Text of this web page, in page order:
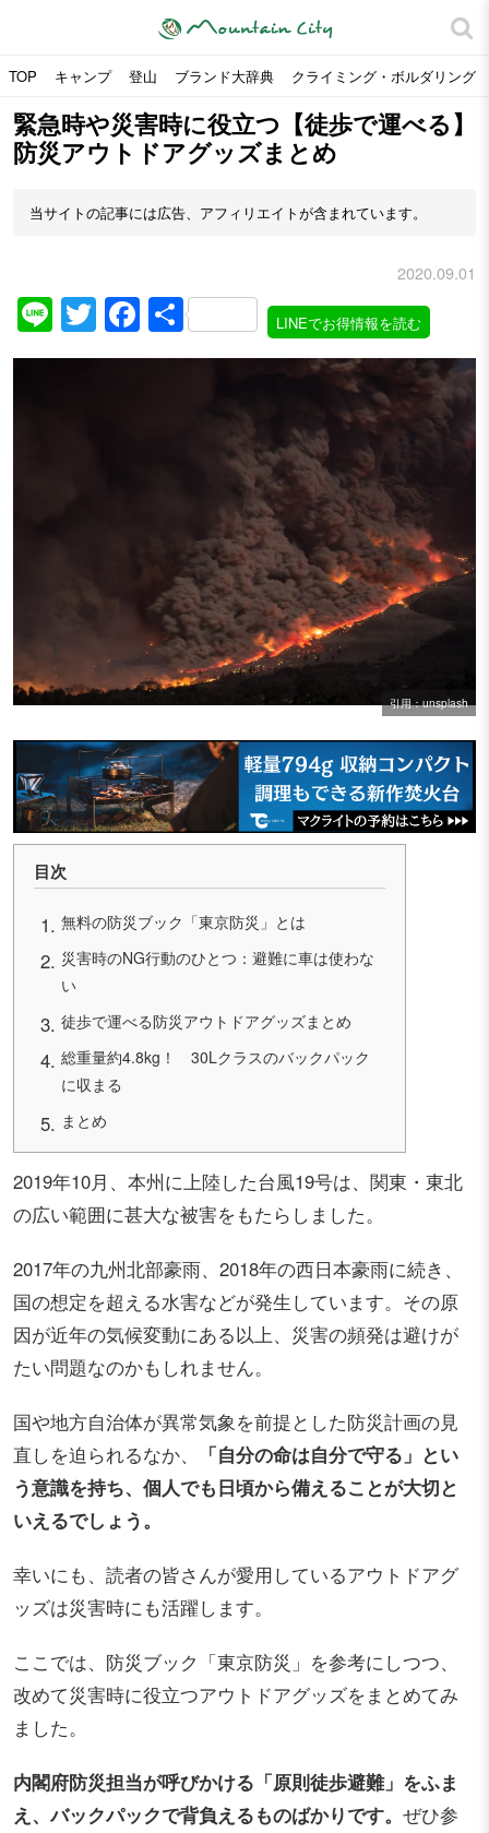
TOP キャンプ 登山 ブランド大辞典 クライミング・ボルダリング
緊急時や災害時に役立つ【徒歩で運べる】
防災アウトドアグッズまとめ
当サイトの記事には広告、アフィリエイトが含まれています。
2020.09.01
LineTwitter
Facebook
共
有
LINEでお得情報を読む
引用：unsplash
目次
無料の防災ブック「東京防災」とは
災害時のNG行動のひとつ：避難に車は使わな
い
徒歩で運べる防災アウトドアグッズまとめ
総重量約4.8kg！ 30Lクラスのバックパック
に収まる
まとめ
2019年10月、本州に上陸した台風19号は、関東・東北
の広い範囲に甚大な被害をもたらしました。
2017年の九州北部豪雨、2018年の西日本豪雨に続き、
国の想定を超える水害などが発生しています。その原
因が近年の気候変動にある以上、災害の頻発は避けが
たい問題なのかもしれません。
国や地方自治体が異常気象を前提とした防災計画の見
直しを迫られるなか、
「自分の命は自分で守る」とい
う意識を持ち、個人でも日頃から備えることが大切と
いえるでしょう。
幸いにも、読者の皆さんが愛用しているアウトドアグ
ッズは災害時にも活躍します。
ここでは、防災ブック「東京防災」を参考にしつつ、
改めて災害時に役立つアウトドアグッズをまとめてみ
ました。
内閣府防災担当が呼びかける「原則徒歩避難」をふま
え、バックパックで背負えるものばかりです。 ぜひ参